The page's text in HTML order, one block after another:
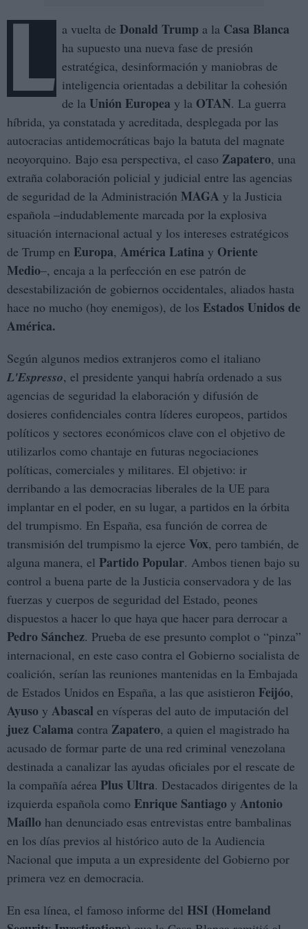
L a vuelta de Donald Trump a la Casa Blanca
ha supuesto una nueva fase de presión
estratégica, desinformación y maniobras de
inteligencia orientadas a debilitar la cohesión
de la Unión Europea y la OTAN. La guerra
híbrida, ya constatada y acreditada, desplegada por las
autocracias antidemocráticas bajo la batuta del magnate
neoyorquino. Bajo esa perspectiva, el caso Zapatero, una
extraña colaboración policial y judicial entre las agencias
de seguridad de la Administración MAGA y la Justicia
española –indudablemente marcada por la explosiva
situación internacional actual y los intereses estratégicos
de Trump en Europa, América Latina y Oriente
Medio–, encaja a la perfección en ese patrón de
desestabilización de gobiernos occidentales, aliados hasta
hace no mucho (hoy enemigos), de los Estados Unidos de
América.
Según algunos medios extranjeros como el italiano
L'Espresso, el presidente yanqui habría ordenado a sus
agencias de seguridad la elaboración y difusión de
dosieres confidenciales contra líderes europeos, partidos
políticos y sectores económicos clave con el objetivo de
utilizarlos como chantaje en futuras negociaciones
políticas, comerciales y militares. El objetivo: ir
derribando a las democracias liberales de la UE para
implantar en el poder, en su lugar, a partidos en la órbita
del trumpismo. En España, esa función de correa de
transmisión del trumpismo la ejerce Vox, pero también, de
alguna manera, el Partido Popular. Ambos tienen bajo su
control a buena parte de la Justicia conservadora y de las
fuerzas y cuerpos de seguridad del Estado, peones
dispuestos a hacer lo que haya que hacer para derrocar a
Pedro Sánchez. Prueba de ese presunto complot o “pinza”
internacional, en este caso contra el Gobierno socialista de
coalición, serían las reuniones mantenidas en la Embajada
de Estados Unidos en España, a las que asistieron Feijóo,
Ayuso y Abascal en vísperas del auto de imputación del
juez Calama contra Zapatero, a quien el magistrado ha
acusado de formar parte de una red criminal venezolana
destinada a canalizar las ayudas oficiales por el rescate de
la compañía aérea Plus Ultra. Destacados dirigentes de la
izquierda española como Enrique Santiago y Antonio
Maíllo han denunciado esas entrevistas entre bambalinas
en los días previos al histórico auto de la Audiencia
Nacional que imputa a un expresidente del Gobierno por
primera vez en democracia.
En esa línea, el famoso informe del HSI (Homeland